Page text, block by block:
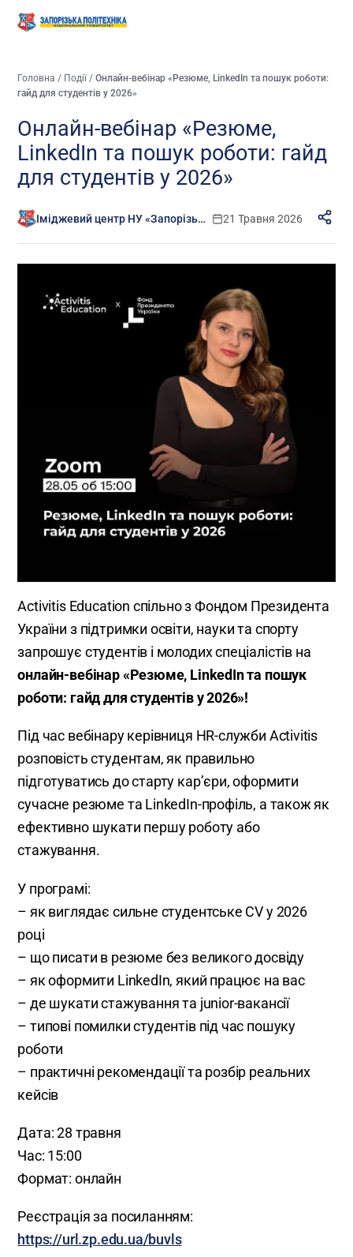
Головна / Події/Онлайн-вебінар «Резюме, LinkedIn та пошук роботи:
гайд для студентів у 2026»
Онлайн-вебінар «Резюме,
LinkedIn та пошук роботи: гайд
для студентів у 2026»
Іміджевий центр НУ «Запорізька політехніка» 21 Травня 2026
Activitis Education спільно з Фондом Президента
України з підтримки освіти, науки та спорту
запрошує студентів і молодих спеціалістів на
онлайн-вебінар «Резюме, LinkedIn та пошук
роботи: гайд для студентів у 2026»!
Під час вебінару керівниця HR-служби Activitis
розповість студентам, як правильно
підготуватись до старту кар’єри, оформити
сучасне резюме та LinkedIn-профіль, а також як
ефективно шукати першу роботу або
стажування.
У програмі:
– як виглядає сильне студентське CV у 2026
році
– що писати в резюме без великого досвіду
– як оформити LinkedIn, який працює на вас
– де шукати стажування та junior-вакансії
– типові помилки студентів під час пошуку
роботи
– практичні рекомендації та розбір реальних
кейсів
Дата: 28 травня
Час: 15:00
Формат: онлайн
Реєстрація за посиланням:
https://url.zp.edu.ua/buvls